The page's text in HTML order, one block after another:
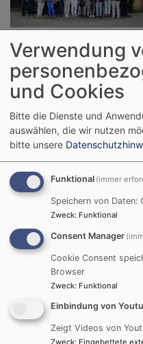
sich am 1. Juli in
Kirchenvorstände der
Kleinheubach und der
Billingshausen und
Auch diese Begegnung
worden. Ruth Meyer aus
Dietrich aus
Ausbildung zum
Ausbildung zum Kurator
Landeskirche auf ein
der Hauptamtlichen in
zunehmend
Kirchengemeinden.
„Treffen der
Ruth Meyer ihr
sich als Gemeinden
erfahren, wie andere
aktuellen
Verwendung
und Cookies
Bitte die Dienste und
auswählen, die wir nutzen
bitte unsere
Funktional (immer
Speichern von
Zweck: Funktional
Consent Manager
Cookie Consent
Browser
Zweck: Funktional
Einbindung von
Zeigt Videos von